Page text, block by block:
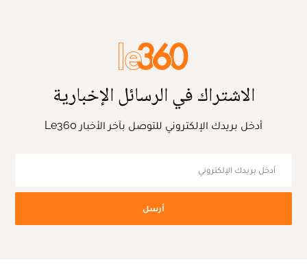
الاشتراك في الرسائل الإخبارية
أدخل بريدك الإلكتروني للتوصل بآخر الأخبار Le360
أرسل